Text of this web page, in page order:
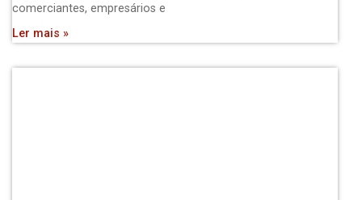
comerciantes, empresários e
Ler mais »